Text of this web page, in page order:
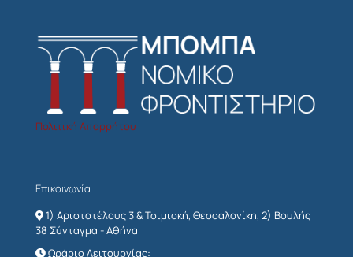
Πολιτική Απορρήτου
Επικοινωνία
1) Αριστοτέλους 3 & Τσιμισκή, Θεσσαλονίκη, 2) Βουλής
38 Σύνταγμα - Αθήνα
Ωράριο Λειτουργίας: